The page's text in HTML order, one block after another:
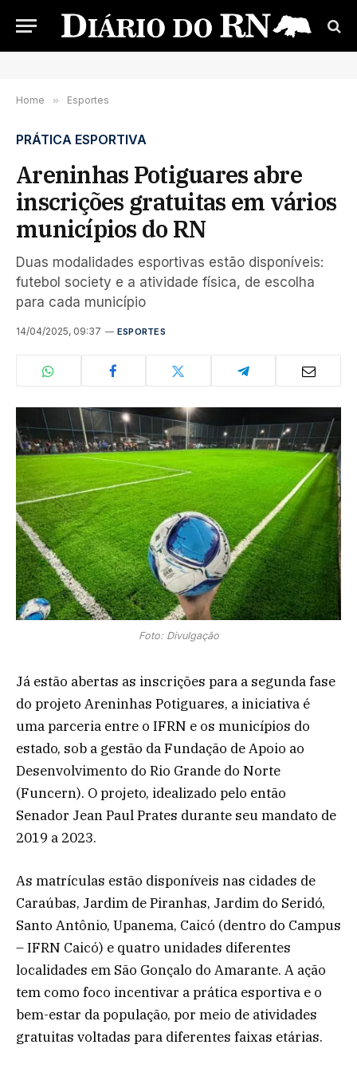
Home » Esportes
PRÁTICA ESPORTIVA
Areninhas Potiguares abre
inscrições gratuitas em vários
municípios do RN
Duas modalidades esportivas estão disponíveis:
futebol society e a atividade física, de escolha
para cada município
14/04/2025, 09:37 ESPORTES
Foto: Divulgação
Já estão abertas as inscrições para a segunda fase
do projeto Areninhas Potiguares, a iniciativa é
uma parceria entre o IFRN e os municípios do
estado, sob a gestão da Fundação de Apoio ao
Desenvolvimento do Rio Grande do Norte
(Funcern). O projeto, idealizado pelo então
Senador Jean Paul Prates durante seu mandato de
2019 a 2023.
As matrículas estão disponíveis nas cidades de
Caraúbas, Jardim de Piranhas, Jardim do Seridó,
Santo Antônio, Upanema, Caicó (dentro do Campus
– IFRN Caicó) e quatro unidades diferentes
localidades em São Gonçalo do Amarante. A ação
tem como foco incentivar a prática esportiva e o
bem-estar da população, por meio de atividades
gratuitas voltadas para diferentes faixas etárias.